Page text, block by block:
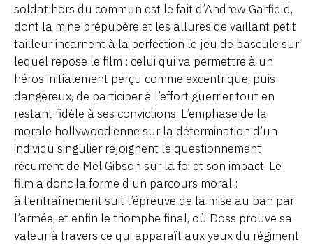
soldat hors du commun est le fait d’Andrew Garfield,
dont la mine prépubère et les allures de vaillant petit
tailleur incarnent à la perfection le jeu de bascule sur
lequel repose le film : celui qui va permettre à un
héros initialement perçu comme excentrique, puis
dangereux, de participer à l’effort guerrier tout en
restant fidèle à ses convictions. L’emphase de la
morale hollywoodienne sur la détermination d’un
individu singulier rejoignent le questionnement
récurrent de Mel Gibson sur la foi et son impact. Le
film a donc la forme d’un parcours moral :
à l’entraînement suit l’épreuve de la mise au ban par
l’armée, et enfin le triomphe final, où Doss prouve sa
valeur à travers ce qui apparaît aux yeux du régiment